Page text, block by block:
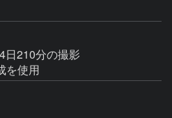
日210分の撮影
を使用